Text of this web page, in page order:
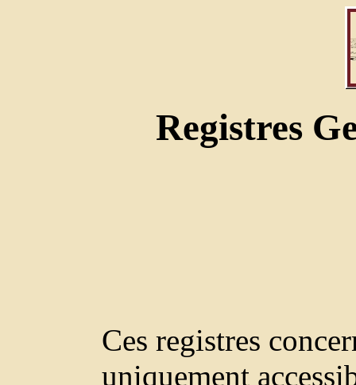
Registres
Ces registres
uniquement